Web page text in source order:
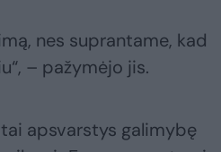
nes suprantame, kad
– pažymėjo jis.
apsvarstys galimybę